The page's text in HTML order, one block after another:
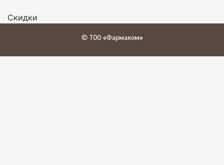
Скидки
© ТОО «Фармаком»